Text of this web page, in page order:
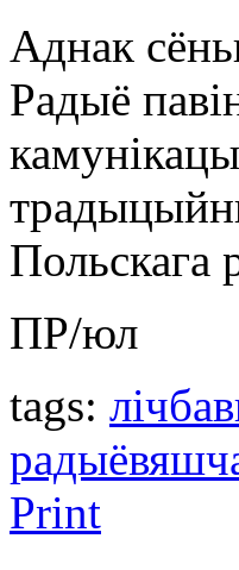
Аднак
Радыё
Польскага
ПР/юл
tags:
Print